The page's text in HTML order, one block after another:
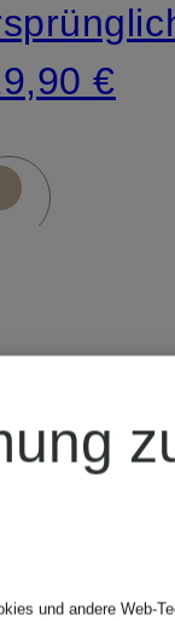
€
und andere Web-